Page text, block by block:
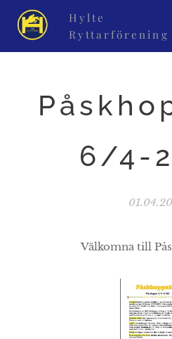
Hylte
Ryttarförening
6/4-
Välkomna till